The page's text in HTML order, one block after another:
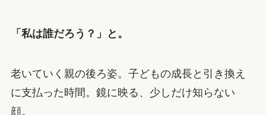
「私は誰だろう？」と。
老いていく親の後ろ姿。子どもの成長と引き換え
に支払った時間。鏡に映る、少しだけ知らない
顔。